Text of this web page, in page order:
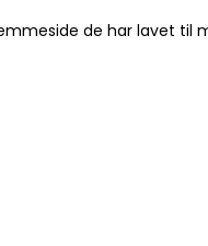
de har lavet til